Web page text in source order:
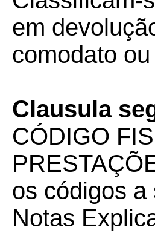
em
comodato ou
Clausula
CÓDIGO
os códigos
Notas